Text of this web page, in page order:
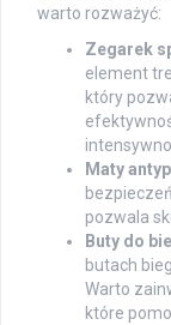
warto rozważyć:
Zegarek
element
który
Maty
pozwala
Buty do
butach
Warto
które